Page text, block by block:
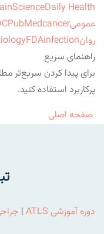
ScienceDaily Health
عمومی
PubMedcancer
روان
FDAinfection
راهنمای سریع
برای پیدا کردن سریع‌تر
پرکاربرد استفاده کنید.
صفحه اصلی
دوره آموزشی ATLS |